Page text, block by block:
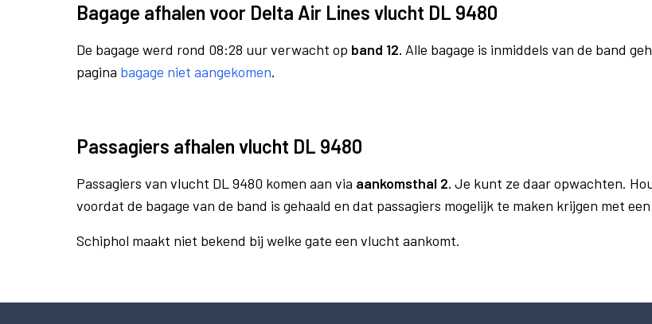
Bagage afhalen voor Delta Air Lines vlucht DL 9480
De bagage werd rond 08:28 uur verwacht op band 12. Alle bagage is inmiddels van de band
pagina bagage niet aangekomen.
Passagiers afhalen vlucht DL 9480
Passagiers van vlucht DL 9480 komen aan via aankomsthal 2. Je kunt ze daar opwachten.
voordat de bagage van de band is gehaald en dat passagiers mogelijk te maken krijgen met
Schiphol maakt niet bekend bij welke gate een vlucht aankomt.